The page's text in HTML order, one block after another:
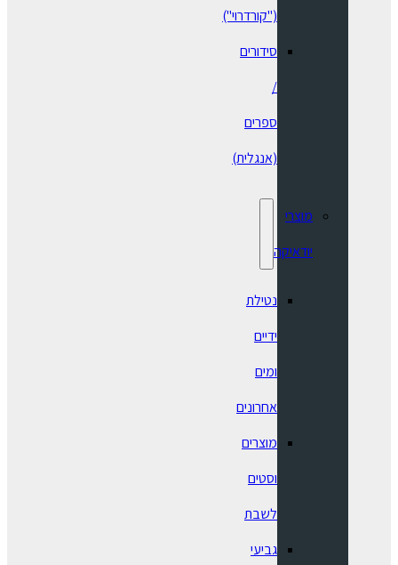
("קורדרוי")
סידורים
/
ספרים
(אנגלית)
מוצרי
יודאיקה
נטילת
ידיים
ומים
אחרונים
מוצרים
וסטים
לשבת
גביעי